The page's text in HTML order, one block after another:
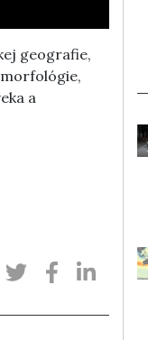
geografie,
a